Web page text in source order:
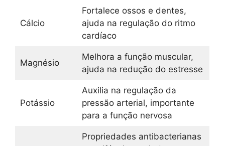
Cálcio
Fortalece ossos e dentes,
ajuda na regulação do ritmo
cardíaco
Magnésio
Melhora a função muscular,
ajuda na redução do estresse
Potássio
Auxilia na regulação da
pressão arterial, importante
para a função nervosa
Propriedades antibacterianas